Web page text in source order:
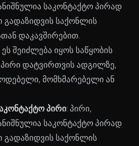
საკონტაქტო პირად
საქონლის
დაკავშირებით.
შეიძლება იყოს საწყობის
დატვირთვის ადგილზე,
მომხმარებელი ან
პირი: პირი,
საკონტაქტო პირად
საქონლის